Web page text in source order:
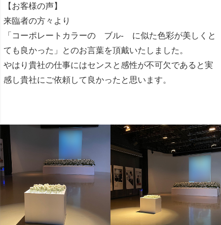
【お客様の声】
来臨者の方々より
「コーポレートカラーの ブル- に似た色彩が美しくと
ても良かった」とのお言葉を頂戴いたしました。
やはり貴社の仕事にはセンスと感性が不可欠であると実
感し貴社にご依頼して良かったと思います。